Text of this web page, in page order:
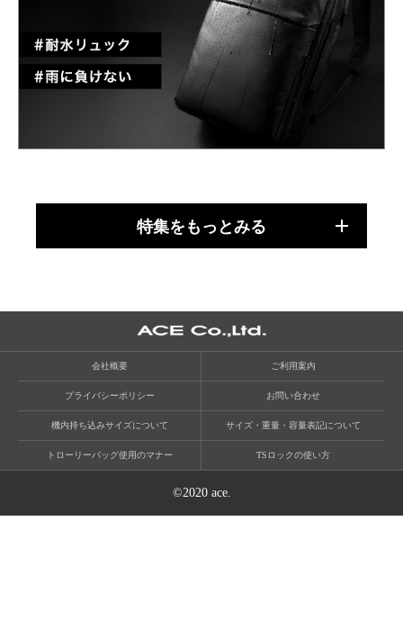
特集をもっとみる
会社概要 ご利用案内
プライバシーポリシー お問い合わせ
機内持ち込みサイズについて サイズ・重量・容量表記について
トローリーバッグ使用のマナー TSロックの使い方
©2020 ace.